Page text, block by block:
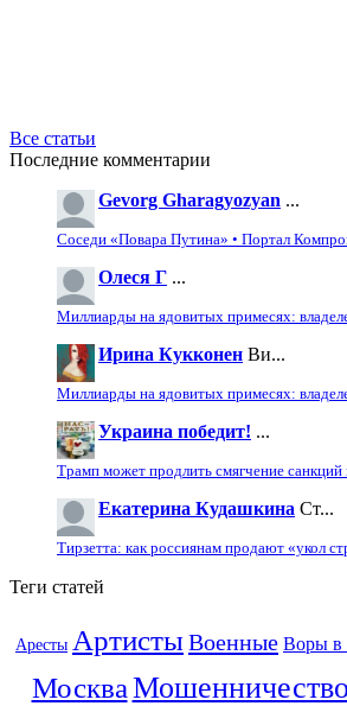
Все статьи
Последние комментарии
Gevorg Gharagyozyan ...
Соседи «Повара Путина» • Портал
Олеся Г ...
Миллиарды на ядовитых примесях:
Ирина Кукконен Ви...
Миллиарды на ядовитых примесях:
Украина победит! ...
Трамп может продлить смягчение санкций
Екатерина Кудашкина Ст...
Тирзетта: как россиянам продают «укол
Теги статей
Аресты АртистыВоенные Воры в
МоскваМошенничество